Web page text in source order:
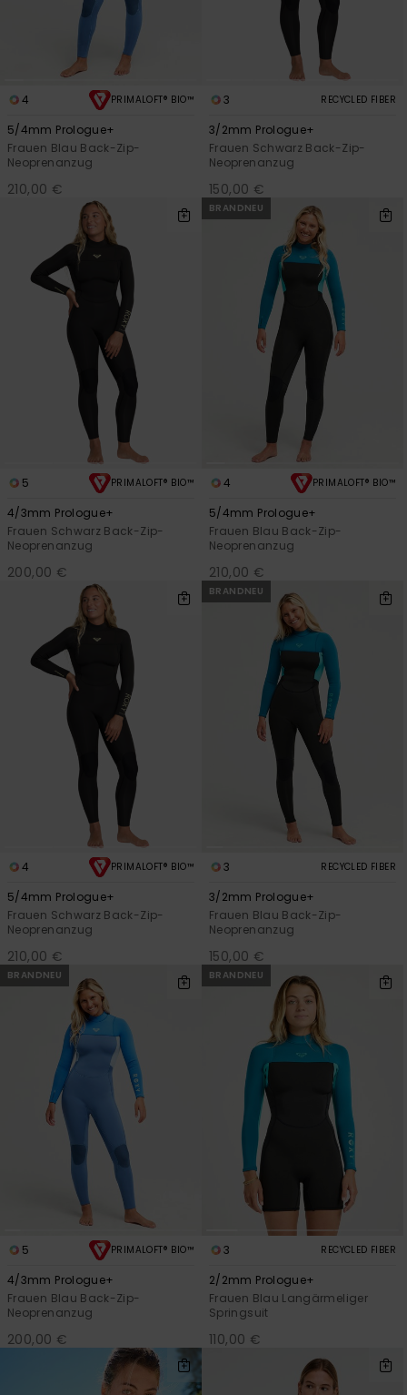
4 PRIMALOFT® BIO™
5/4mm Prologue+
Frauen Blau Back-Zip-
Neoprenanzug
210,00 €
3 RECYCLED FIBER
3/2mm Prologue+
Frauen Schwarz Back-Zip-
Neoprenanzug
150,00 €
5 PRIMALOFT® BIO™
4/3mm Prologue+
Frauen Schwarz Back-Zip-
Neoprenanzug
200,00 €
BRANDNEU
4 PRIMALOFT® BIO™
5/4mm Prologue+
Frauen Blau Back-Zip-
Neoprenanzug
210,00 €
4 PRIMALOFT® BIO™
5/4mm Prologue+
Frauen Schwarz Back-Zip-
Neoprenanzug
210,00 €
BRANDNEU
3 RECYCLED FIBER
3/2mm Prologue+
Frauen Blau Back-Zip-
Neoprenanzug
150,00 €
BRANDNEU
5 PRIMALOFT® BIO™
4/3mm Prologue+
Frauen Blau Back-Zip-
Neoprenanzug
200,00 €
BRANDNEU
3 RECYCLED FIBER
2/2mm Prologue+
Frauen Blau Langärmeliger
Springsuit
110,00 €